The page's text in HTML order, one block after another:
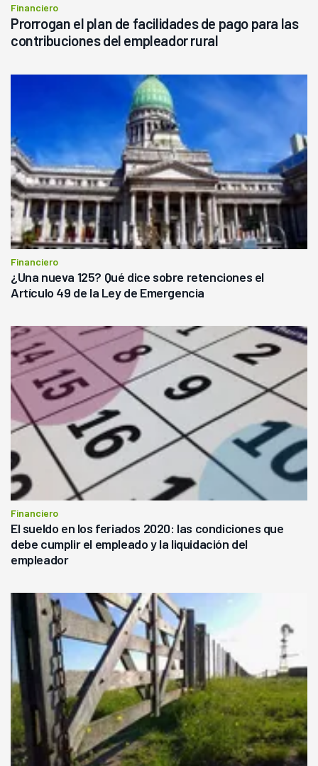
Financiero
Prorrogan el plan de facilidades de pago para las
contribuciones del empleador rural
Financiero
¿Una nueva 125? Qué dice sobre retenciones el
Artículo 49 de la Ley de Emergencia
Financiero
El sueldo en los feriados 2020: las condiciones que
debe cumplir el empleado y la liquidación del
empleador